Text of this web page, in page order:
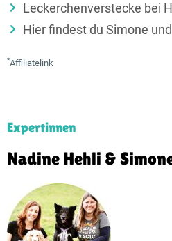
Leckerchenverstecke bei
Hier findest du Simone
*Affiliatelink
Expertinnen
Nadine Hehli &